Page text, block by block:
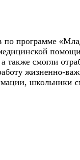
программе
смогли
жизненно-
школьники